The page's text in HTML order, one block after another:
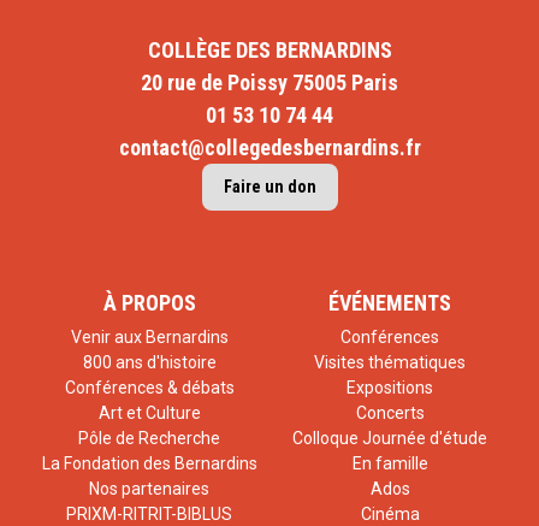
COLLÈGE DES BERNARDINS
20 rue de Poissy 75005 Paris
01 53 10 74 44
contact@collegedesbernardins.fr
Faire un don
À PROPOS
Venir aux Bernardins
800 ans d'histoire
Conférences & débats
Art et Culture
Pôle de Recherche
La Fondation des Bernardins
Nos partenaires
PRIXM-RITRIT-BIBLUS
ÉVÉNEMENTS
Conférences
Visites thématiques
Expositions
Concerts
Colloque Journée d'étude
En famille
Ados
Cinéma